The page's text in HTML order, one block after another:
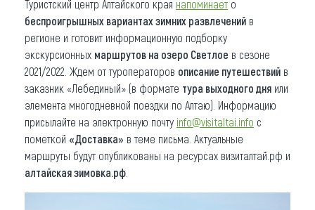
Туристский центр Алтайского края напоминает о
беспроигрышных вариантах зимних развлечений в
регионе и готовит информационную подборку
экскурсионных маршрутов на озеро Светлое в сезоне
2021/2022. Ждем от туроператоров описание путешествий в
заказник «Лебединый» (в формате тура выходного дня или
элемента многодневной поездки по Алтаю). Информацию
присылайте на электронную почту info@visitaltai.info с
пометкой «Доставка» в теме письма. Актуальные
маршруты будут опубликованы на ресурсах визиталтай.рф и
алтайская зимовка.рф